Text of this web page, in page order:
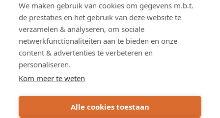
We maken gebruik van cookies om gegevens m.b.t.
de prestaties en het gebruik van deze website te
verzamelen & analyseren, om sociale
netwerkfunctionaliteiten aan te bieden en onze
content & advertenties te verbeteren en
personaliseren.
Kom meer te weten
Alle cookies toestaan
location
this
road
work